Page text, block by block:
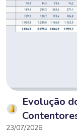
Evolução
23/07/2026